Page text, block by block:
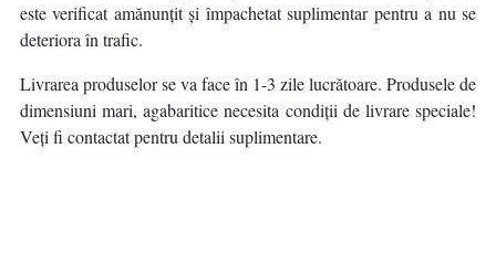
este verificat amănunțit și împachetat suplimentar pentru a nu se
deteriora în trafic.
Livrarea produselor se va face în 1-3 zile lucrătoare. Produsele de
dimensiuni mari, agabaritice necesita condiții de livrare speciale!
Veți fi contactat pentru detalii suplimentare.